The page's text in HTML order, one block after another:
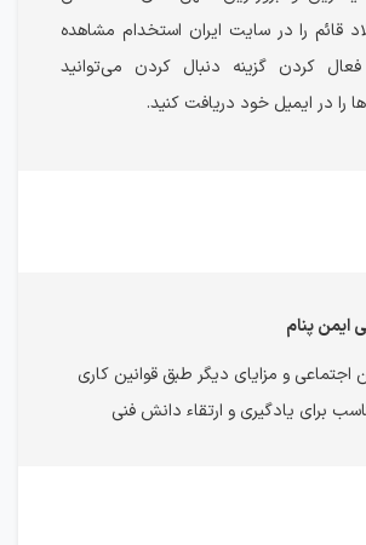
قائم را در سایت ایران استخدام مشاهده
کردن گزینه دنبال کردن می‌توانید
را در ایمیل خود دریافت کنید.
ایمن پنام
اجتماعی و مزایای دیگر طبق قوانین کاری
برای یادگیری و ارتقاء دانش فنی